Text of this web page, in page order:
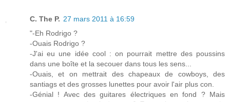
C. The P. 27 mars 2011 à 16:59
"-Eh Rodrigo ?
-Ouais Rodrigo ?
-J'ai eu une idée cool : on pourrait mettre des poussins
dans une boîte et la secouer dans tous les sens...
-Ouais, et on mettrait des chapeaux de cowboys, des
santiags et des grosses lunettes pour avoir l'air plus con.
-Génial ! Avec des guitares électriques en fond ? Mais